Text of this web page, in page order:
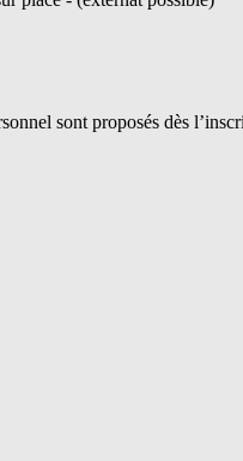
sont proposés dès